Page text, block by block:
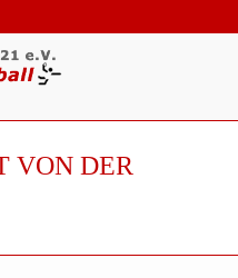
VON DER